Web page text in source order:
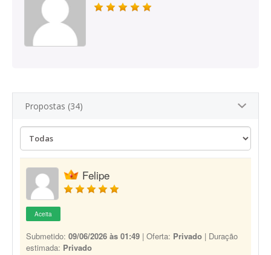
Propostas (34)
Felipe
Aceita
Submetido: 09/06/2026 às 01:49 | Oferta: Privado | Duração
estimada: Privado